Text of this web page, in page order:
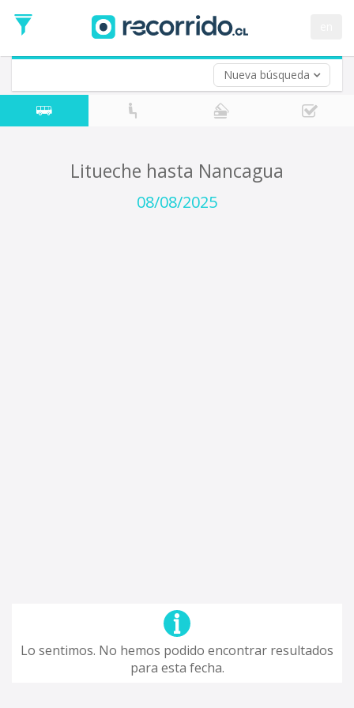
Nueva búsqueda
de
Ida
Vuelta (opcional)
Fecha
de
Litueche hasta Nancagua
08/08/2025
Lo sentimos. No hemos podido encontrar resultados
para esta fecha.